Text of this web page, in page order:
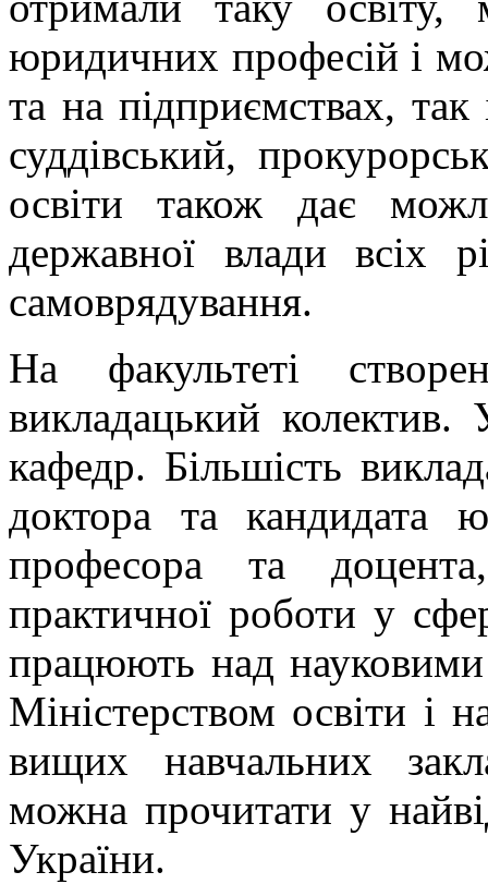
юридичних професій і
та на підприємствах, так
суддівський,
освіти також дає
державної влади всіх
самоврядування.
На факультеті
викладацький
кафедр. Більшість
доктора та кандидата
професора та
практичної роботи у
працюють над
Міністерством освіти і
вищих навчальних
можна прочитати у
України.